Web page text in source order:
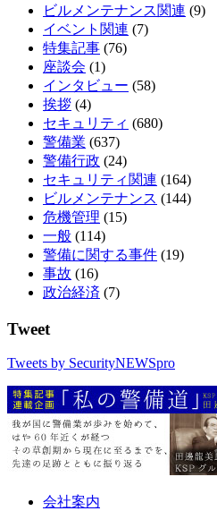
ビルメンテナンス関連 (9)
イベント関連 (7)
特集記事 (76)
座談会 (1)
インタビュー (58)
挨拶 (4)
セキュリティ (680)
警備業 (637)
警備行政 (24)
セキュリティ関連 (164)
ビルメンテナンス (144)
危機管理 (15)
一般 (114)
警備に関する事件 (19)
事故 (16)
政治経済 (7)
Tweet
Tweets by SecurityNEWSpro
会社案内